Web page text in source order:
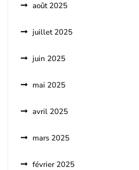
août 2025
juillet 2025
juin 2025
mai 2025
avril 2025
mars 2025
février 2025